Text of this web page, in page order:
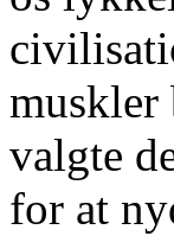
muskler
valgte
for at